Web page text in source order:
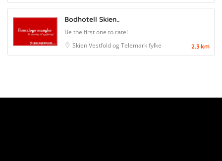
Bodhotell Skien..
Be the first one to rate!
SkienVestfold og Telemark fylke 2.3 km